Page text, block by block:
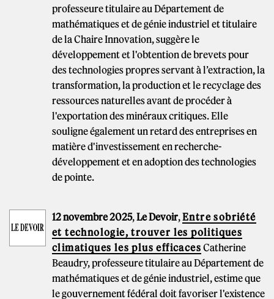
professeure titulaire au Département de
mathématiques et de génie industriel et titulaire
de la Chaire Innovation, suggère le
développement et l'obtention de brevets pour
des technologies propres servant à l’extraction, la
transformation, la production et le recyclage des
ressources naturelles avant de procéder à
l'exportation des minéraux critiques. Elle
souligne également un retard des entreprises en
matière d'investissement en recherche-
développement et en adoption des technologies
de pointe.
12 novembre 2025,Le Devoir,Entre sobriété
et technologie, trouver les politiques
climatiques les plus efficaces Catherine
Beaudry, professeure titulaire au Département de
mathématiques et de génie industriel, estime que
le gouvernement fédéral doit favoriser l'existence